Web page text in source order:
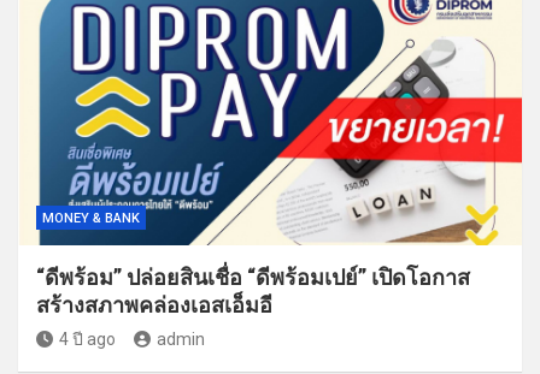
MONEY & BANK
“ดีพร้อม” ปล่อยสินเชื่อ “ดีพร้อมเปย์” เปิดโอกาส
สร้างสภาพคล่องเอสเอ็มอี
4 ปี ago admin